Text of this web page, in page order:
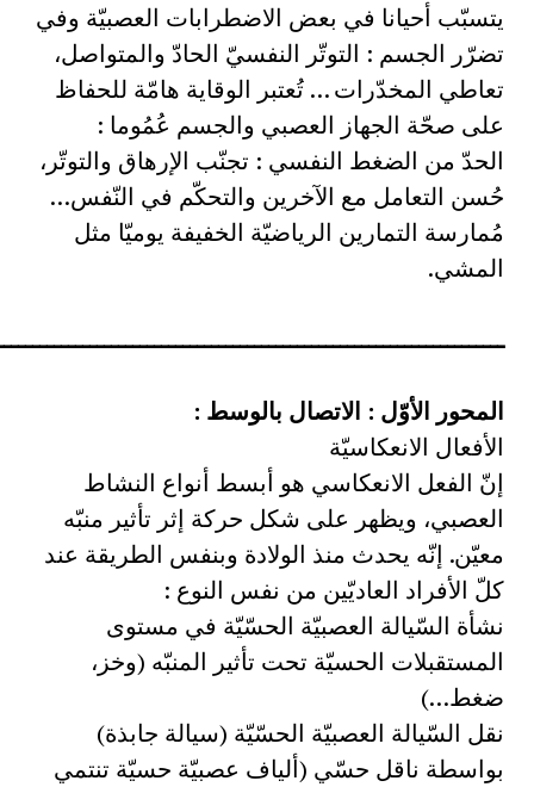
يتسبّب أحيانا في بعض الاضطرابات العصبيّة وفي
تضرّر الجسم : التوتّر النفسيّ الحادّ والمتواصل،
تعاطي المخدّرات … تُعتبر الوقاية هامّة للحفاظ
على صحّة الجهاز العصبي والجسم عُمُوما :
الحدّ من الضغط النفسي : تجنّب الإرهاق والتوتّر،
حُسن التعامل مع الآخرين والتحكّم في النّفس…
مُمارسة التمارين الرياضيّة الخفيفة يوميّا مثل
المشي.
المحور الأوّل : الاتصال بالوسط :
الأفعال الانعكاسيّة
إنّ الفعل الانعكاسي هو أبسط أنواع النشاط
العصبي، ويظهر على شكل حركة إثر تأثير منبّه
معيّن. إنّه يحدث منذ الولادة وبنفس الطريقة عند
كلّ الأفراد العاديّين من نفس النوع :
نشأة السّيالة العصبيّة الحسّيّة في مستوى
المستقبلات الحسيّة تحت تأثير المنبّه (وخز،
ضغط…)
نقل السّيالة العصبيّة الحسّيّة (سيالة جابذة)
بواسطة ناقل حسّي (ألياف عصبيّة حسيّة تنتمي